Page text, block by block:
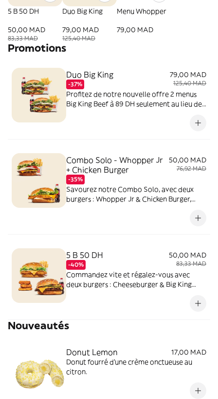
5 B 50 DH
50,00 MAD
83,33 MAD
Duo Big King
79,00 MAD
125,40 MAD
Menu Whopper
79,00 MAD
Promotions
Duo Big King
-37%
79,00 MAD
125,40 MAD
Profitez de notre nouvelle offre 2 menus
Big King Beef à 89 DH seulement au lieu de
Combo Solo - Whopper Jr
+ Chicken Burger
-35%
50,00 MAD
76,92 MAD
Savourez notre Combo Solo, avec deux
burgers : Whopper Jr & Chicken Burger,
5 B 50 DH
-40%
50,00 MAD
83,33 MAD
Commandez vite et régalez-vous avec
deux burgers : Cheeseburger & Big King
Nouveautés
Donut Lemon
17,00 MAD
Donut fourré d’une crème onctueuse au
citron.